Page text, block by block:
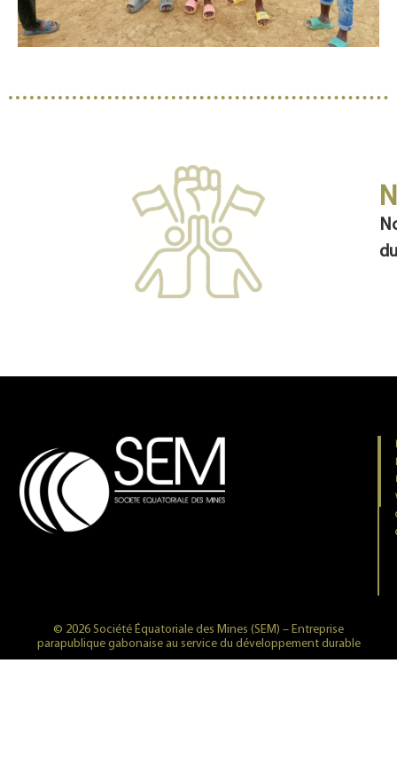
© 2026 Société Équatoriale des Mines (SEM) – Entreprise
parapublique gabonaise au service du développement durable